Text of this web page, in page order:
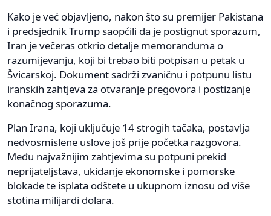
Kako je već objavljeno, nakon što su premijer Pakistana
i predsjednik Trump saopćili da je postignut sporazum,
Iran je večeras otkrio detalje memoranduma o
razumijevanju, koji bi trebao biti potpisan u petak u
Švicarskoj. Dokument sadrži zvaničnu i potpunu listu
iranskih zahtjeva za otvaranje pregovora i postizanje
konačnog sporazuma.
Plan Irana, koji uključuje 14 strogih tačaka, postavlja
nedvosmislene uslove još prije početka razgovora.
Među najvažnijim zahtjevima su potpuni prekid
neprijateljstava, ukidanje ekonomske i pomorske
blokade te isplata odštete u ukupnom iznosu od više
stotina milijardi dolara.